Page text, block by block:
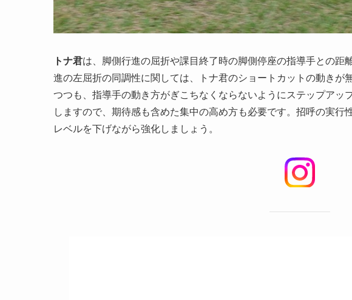
トナ君は、脚側行進の屈折や課目終了時の脚側停座の指導手との距
進の左屈折の同調性に関しては、トナ君のショートカットの動きが
つつも、指導手の動き方がぎこちなくならないようにステップアッ
しますので、期待感も含めた集中の高め方も必要です。招呼の実行
レベルを下げながら強化しましょう。